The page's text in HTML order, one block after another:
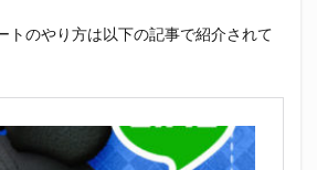
トのやり方は以下の記事で紹介されて